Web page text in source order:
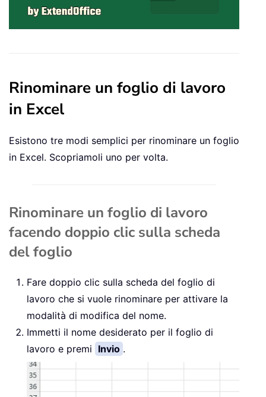
Rinominare un foglio di lavoro
in Excel
Esistono tre modi semplici per rinominare un foglio
in Excel. Scopriamoli uno per volta.
Rinominare un foglio di lavoro
facendo doppio clic sulla scheda
del foglio
Fare doppio clic sulla scheda del foglio di
lavoro che si vuole rinominare per attivare la
modalità di modifica del nome.
Immetti il nome desiderato per il foglio di
lavoro e premi Invio .